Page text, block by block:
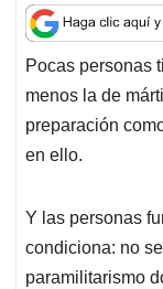
a
t
s
A
p
p
c
e
b
o
o
Pocas personas
menos la de
preparación
en ello.
Y las personas
condiciona: no
paramilitarismo